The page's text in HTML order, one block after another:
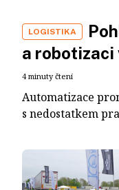
LOGISTIKA
a
4 minuty čtení
Automatizace
s nedostatkem